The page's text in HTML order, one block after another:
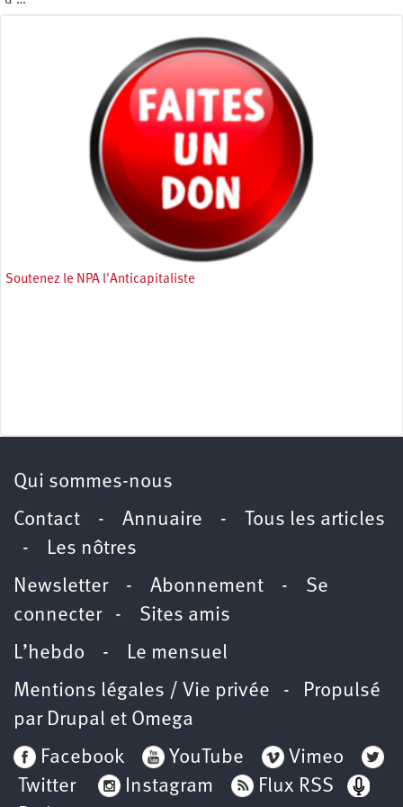
Soutenez le NPA l'Anticapitaliste
Qui sommes-nous
Contact - Annuaire -
Tous les articles
-
Les nôtres
Newsletter- Abonnement - Se
connecter- Sites amis
L’hebdo -
Le mensuel
Mentions légales / Vie privée - Propulsé
par Drupal et Omega
Facebook
YouTube
Vimeo
Twitter
Instagram
Flux RSS